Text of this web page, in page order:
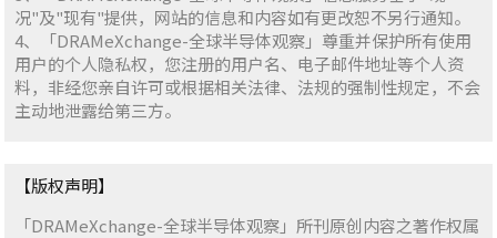
况"及"现有"提供，网站的信息和内容如有更改恕不另行通知。
4、「DRAMeXchange-全球半导体观察」尊重并保护所有使用
用户的个人隐私权，您注册的用户名、电子邮件地址等个人资
料，非经您亲自许可或根据相关法律、法规的强制性规定，不会
主动地泄露给第三方。
【版权声明】
「DRAMeXchange-全球半导体观察」所刊原创内容之著作权属